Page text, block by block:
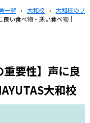
一覧 › 大和校 ›
大和校のブ
良い食べ物・悪い食べ物｜
重要性】声に良
大和校